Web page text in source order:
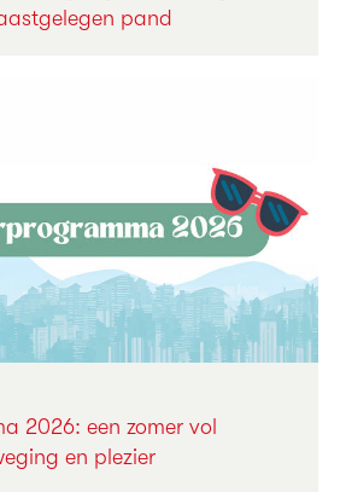
pand
2026: een zomer vol
en plezier